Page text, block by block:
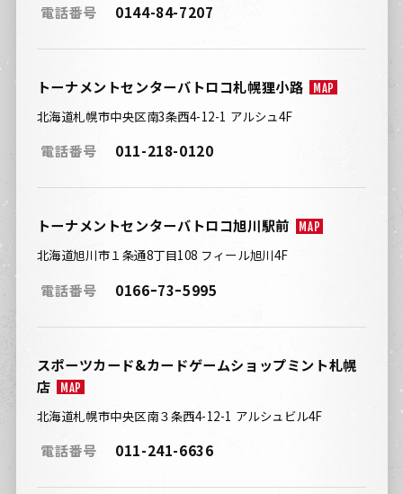
電話番号 0144-84-7207
トーナメントセンターバトロコ札幌狸小路 MAP
北海道札幌市中央区南3条西4-12-1 アルシュ4F
電話番号 011-218-0120
トーナメントセンターバトロコ旭川駅前 MAP
北海道旭川市１条通8丁目108 フィール旭川4F
電話番号 0166ｰ73ｰ5995
スポーツカード&カードゲームショップミント札幌
店
MAP
北海道札幌市中央区南３条西4-12-1 アルシュビル4F
電話番号 011-241-6636